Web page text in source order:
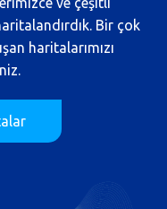
Bir çok
haritalarımızı